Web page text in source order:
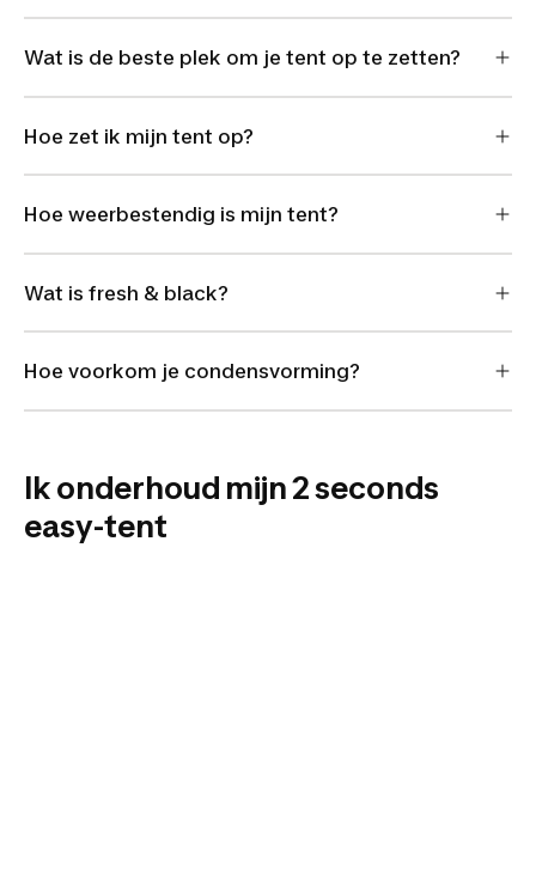
Wat is de beste plek om je tent op te zetten?
Hoe zet ik mijn tent op?
Hoe weerbestendig is mijn tent?
Wat is fresh & black?
Hoe voorkom je condensvorming?
Ik onderhoud mijn 2 seconds
easy-tent